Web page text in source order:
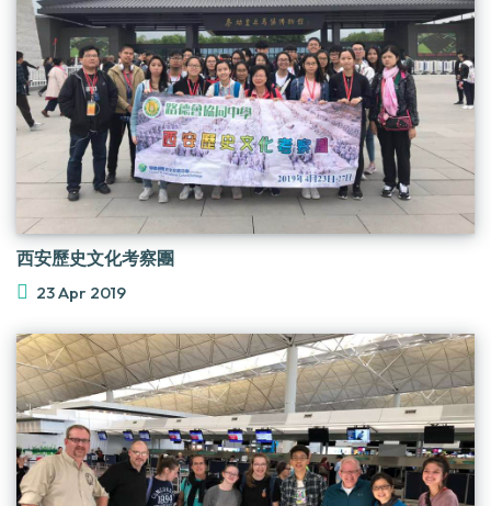
西安歷史文化考察團
23 Apr 2019